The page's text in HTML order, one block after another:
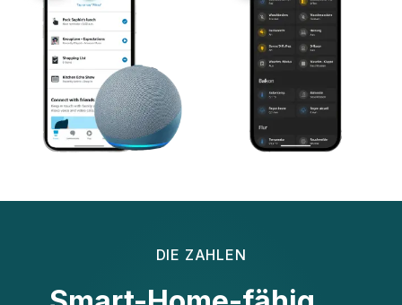
DIE ZAHLEN